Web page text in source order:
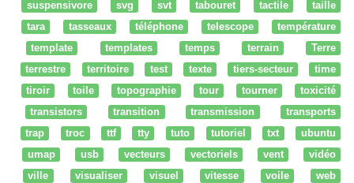
suspensivore
svg svt tabouret tactile
taille
tara
tasseaux téléphone telescope
température
template
templates temps terrain
Terre
terrestre
territoire test texte tiers-secteur
time
tiroir
toile topographie tour tourner
toxicité
transistors
transition transmission
transports
trap
troc ttf tty tuto tutoriel txt
ubuntu
umap
usb vecteurs vectoriels vent
vidéo
ville
visualiser visuel vitesse voile
web